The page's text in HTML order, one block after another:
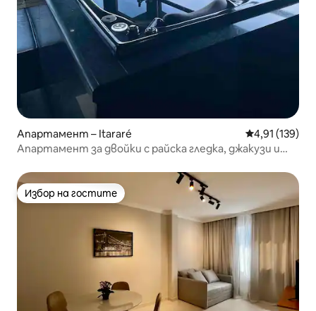
Апартамент – Itararé Средна
4,91 (139)
Апартамент за двойки с райска гледка, джакузи и
Избор на гостите
Избор на гостите